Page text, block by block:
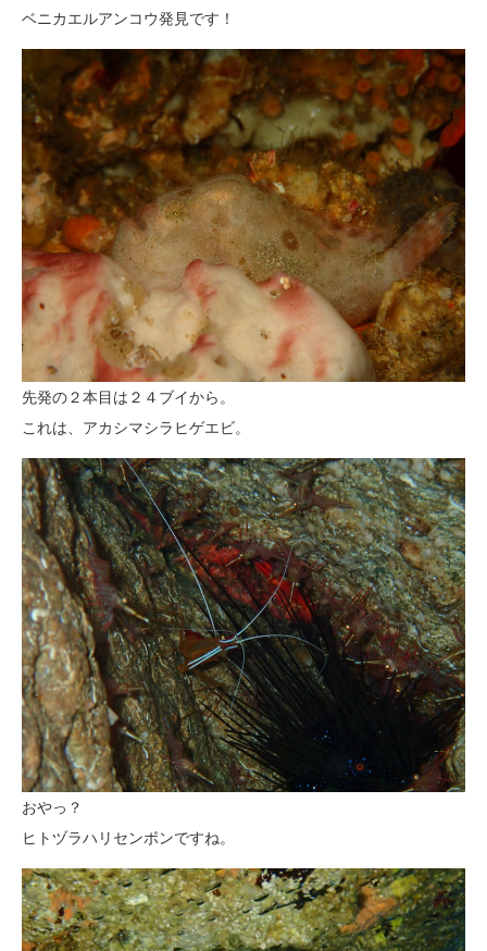
ベニカエルアンコウ発見です！
先発の２本目は２４ブイから。
これは、アカシマシラヒゲエビ。
おやっ？
ヒトヅラハリセンボンですね。